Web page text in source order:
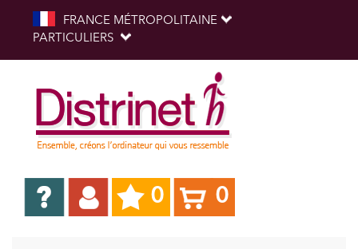
FRANCE MÉTROPOLITAINE
PARTICULIERS
0 0